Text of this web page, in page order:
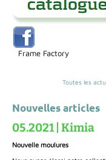
Frame Factory
Toutes les
Nouvelles articles
05.2021 | Kimia
Nouvelle moulures